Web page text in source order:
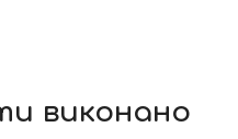
виконано